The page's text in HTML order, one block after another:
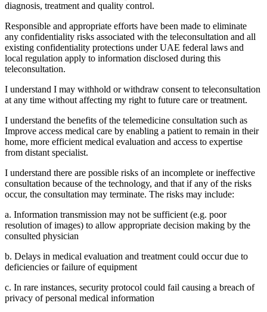
diagnosis, treatment and quality control.
Responsible and appropriate efforts have been made to eliminate
any confidentiality risks associated with the teleconsultation and all
existing confidentiality protections under UAE federal laws and
local regulation apply to information disclosed during this
teleconsultation.
I understand I may withhold or withdraw consent to teleconsultation
at any time without affecting my right to future care or treatment.
I understand the benefits of the telemedicine consultation such as
Improve access medical care by enabling a patient to remain in their
home, more efficient medical evaluation and access to expertise
from distant specialist.
I understand there are possible risks of an incomplete or ineffective
consultation because of the technology, and that if any of the risks
occur, the consultation may terminate. The risks may include:
a. Information transmission may not be sufficient (e.g. poor
resolution of images) to allow appropriate decision making by the
consulted physician
b. Delays in medical evaluation and treatment could occur due to
deficiencies or failure of equipment
c. In rare instances, security protocol could fail causing a breach of
privacy of personal medical information